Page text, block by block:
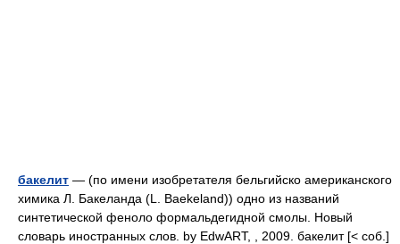
бакелит — (по имени изобретателя бельгийско американского
химика Л. Бакеланда (L. Baekeland)) одно из названий
синтетической феноло формальдегидной смолы. Новый
словарь иностранных слов. by EdwART, , 2009. бакелит [< соб.]